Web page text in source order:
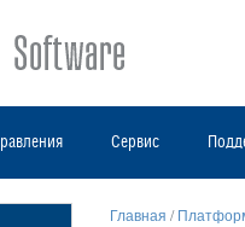
Сервис
Главная /